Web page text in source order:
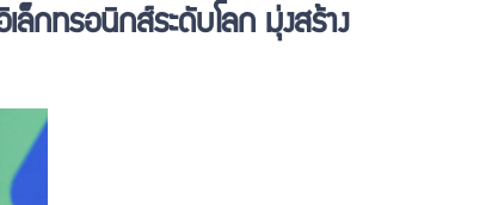
กทรอนิกส์ระดับโลก มุ่งสร้าง